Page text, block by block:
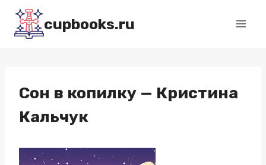
Перейти
содержимому
cupbooks.ru
Сон в копилку — Кристина
Кальчук